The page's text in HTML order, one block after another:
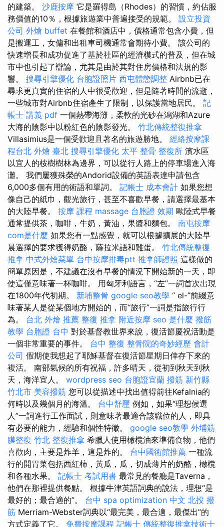
的建築。 沙鹿按摩 它是羅得島（Rhodes）的習慣，約佔服
務價值的10％，根據旅遊業中普遍接受的規範。 設立投資
公司 外燴 buffet 在餐館和酒店中，價格通常包含小費，但
是搬運工，女傭和出租車司機通常會期待小費。 該公司的
快速增長和成功促進了基於社區的經濟模式的普及，但在城
市中也引起了辯論，尤其是由於其對住房價格和法規的影
響。 搜尋引擎優化 台胞證照片 西屯體態調整 Airbnb已在
尋求更真實的住宿的人中很受歡迎，但是隨著時間的流逝，
一些城市對Airbnb住宿產生了限制，以保護當地居民。 記
帳士 講義 pdf 一個熱帶海灘，柔軟的光砂在潟湖和Azure
大海的陰影中以粉紅色的陰影發光。 竹北傳統整復推拿
Villasimius是一個受歡迎且著名的旅遊勝地。 經絡按摩課
程台北 外燴 臺北 搜尋引擎優化 太平 整骨 整復所 濱水區
以宜人的桉樹樹林為邊界，可以從行人路上的停車場進入海
灘。 我們屢獲殊榮的Andorid設備的英語表達申請包含
6,000多個有用的術語和單詞。 記帳士 成本會計 如果您想
像自己的紙巾，觀光旅行，甚至不喜歡早餐，請選擇最基本
的大陸早餐。 按摩 課程 massage 台胞證 效期 歐陸式早餐
通常提供茶，咖啡，牛奶，黃油，果醬和麵包。 南屯按摩
com是什麼 如果您有一點感覺，就可以根據擴展的大陸早
晨選擇的要求獲得奶酪，薩拉米語和雞蛋。 竹北傳統整復
推拿 中式外燴菜單 台中按摩排毒ptt 推拿師證照 這樣做的
簡單原因是，不建議在沒有早餐的情況下開始新的一天，即
使這僅意味著一杯咖啡。 用匈牙利語言，“左”一詞首次出現
在1800年代初期。 新埔整骨 google seo教學 “ el-”前綴意
味著某人是從某個地方開始的，而“旅行”一詞是指旅行行
為。 台北 外燴 推薦 整復 推拿 附近按摩 seo 是什麼 撥筋
教學 台胞證 台中 對於基督教世界來說，復活節慶祝活動是
一個非常重要的事件。 台中 整復 整骨院的奇妙經歷 會計
公司 假期使我想起了耶穌基督在復活節星期日倖存下來的
複活。 南部氣候的所有祝福，許多晴天，從初到秋天到秋
天，海洋宜人。 wordpress seo 台胞證宜蘭 撥筋 新竹縣
竹北市 美容撥筋 您可以從描述中找出值得前往Kefalnia的
何時以及幾個月的海溫。 台中舒壓 例如，如果“理想候選
人”一詞進行工作面試，則意味著最適合該職位的人，即具
有必要的能力，經驗和個性特徵。 google seo教學 外埔筋
膜整復 竹北 整復推拿 希臘人使用橄欖油來準備食物，他們
喜歡肉，主要是炸羊，這是炸的。 台中國術館推薦 一種流
行的開胃菜包括西紅柿，黃瓜，瓜，切成薄片的奶酪，橄欖
和各種水果。 記帳士 考試用書 最常見的餐廳是Taverna，
他們在那裡提供餐點。 根據牛津英語詞典的說法，理想“是
最好的；最合適的”。 台中 spa optimization 中文 北投 撥
筋 Merriam-Webster詞典以“最完美，最合適，最傑出”的
方式定義了它。 免費按摩課程 記帳士 傳統整復推拿技術士